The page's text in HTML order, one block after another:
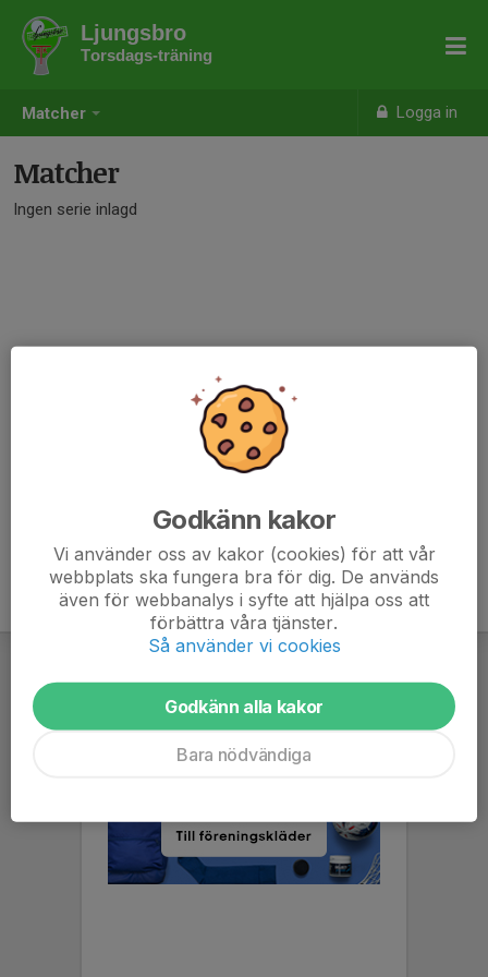
Matcher Logga in
Ljungsbro
Torsdags-träning
Matcher
Ingen serie inlagd
Godkänn kakor
Vi använder oss av kakor (cookies) för att vår
webbplats ska fungera bra för dig. De används
även för webbanalys i syfte att hjälpa oss att
förbättra våra tjänster.
Så använder vi cookies
Godkänn alla kakor
Bara nödvändiga